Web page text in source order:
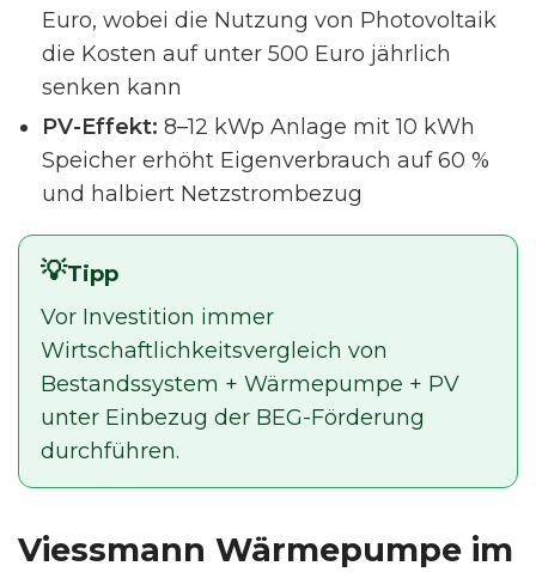
Euro, wobei die Nutzung von Photovoltaik
die Kosten auf unter 500 Euro jährlich
senken kann
PV-Effekt: 8–12 kWp Anlage mit 10 kWh
Speicher erhöht Eigenverbrauch auf 60 %
und halbiert Netzstrombezug
Tipp
Vor Investition immer
Wirtschaftlichkeitsvergleich von
Bestandssystem + Wärmepumpe + PV
unter Einbezug der BEG-Förderung
durchführen.
Viessmann Wärmepumpe im